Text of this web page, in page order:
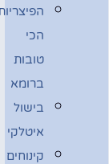
הכי
טובות
ברומא
בישול
איטלקי
קינוחים